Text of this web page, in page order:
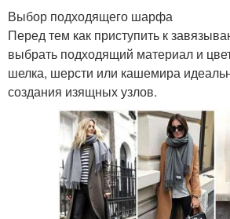
Выбор подходящего шарфа
Перед тем как приступить к
выбрать подходящий материал и
шелка, шерсти или кашемира
создания изящных узлов.